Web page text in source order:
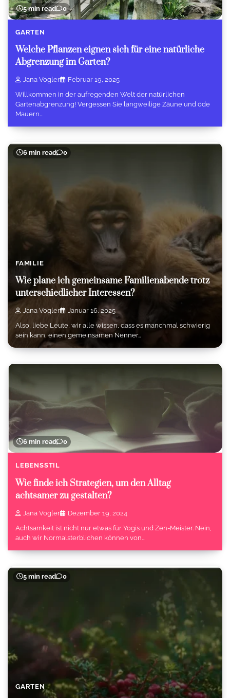
5 min read 0
GARTEN
Welche Pflanzen eignen sich für eine natürliche
Abgrenzung im Garten?
Jana Vogler
Februar 19, 2025
Willkommen in der aufregenden Welt der natürlichen
Gartenabgrenzung! Vergessen Sie langweilige Zäune und öde
Mauern…
6 min read 0
FAMILIE
Wie plane ich gemeinsame Familienabende trotz
unterschiedlicher Interessen?
Jana Vogler
Januar 16, 2025
Also, liebe Leute, wir alle wissen, dass es manchmal schwierig
sein kann, einen gemeinsamen Nenner…
6 min read 0
LEBENSSTIL
Wie finde ich Strategien, um den Alltag
achtsamer zu gestalten?
Jana Vogler
Dezember 19, 2024
Achtsamkeit ist nicht nur etwas für Yogis und Zen-Meister. Nein,
auch wir Normalsterblichen können von…
5 min read 0
GARTEN